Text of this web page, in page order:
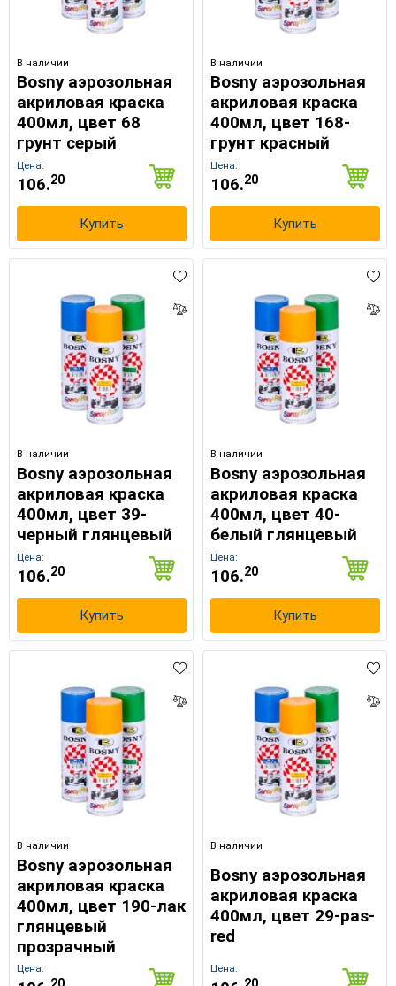
В наличии
Bosny аэрозольная
акриловая краска
400мл, цвет 68
грунт серый
Цена:
106.20
Купить
В наличии
Bosny аэрозольная
акриловая краска
400мл, цвет 168-
грунт красный
Цена:
106.20
Купить
В наличии
Bosny аэрозольная
акриловая краска
400мл, цвет 39-
черный глянцевый
Цена:
106.20
Купить
В наличии
Bosny аэрозольная
акриловая краска
400мл, цвет 40-
белый глянцевый
Цена:
106.20
Купить
В наличии
Bosny аэрозольная
акриловая краска
400мл, цвет 190-лак
глянцевый
прозрачный
Цена:
20
В наличии
Bosny аэрозольная
акриловая краска
400мл, цвет 29-pas-
red
Цена:
20